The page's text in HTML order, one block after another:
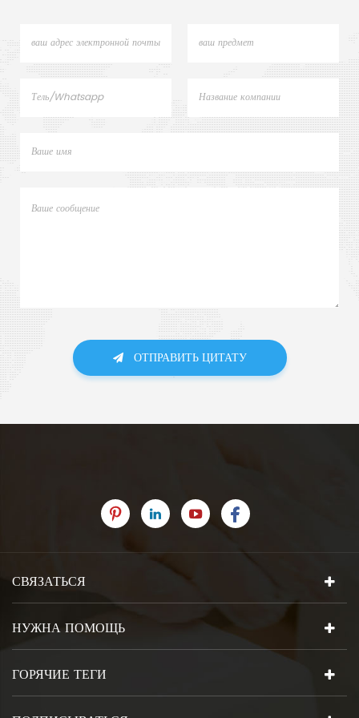
ОТПРАВИТЬ ЦИТАТУ
СВЯЗАТЬСЯ
НУЖНА ПОМОЩЬ
ГОРЯЧИЕ ТЕГИ